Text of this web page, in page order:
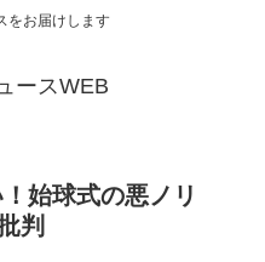
をお届けします
ースWEB
始球式の悪ノリ
判